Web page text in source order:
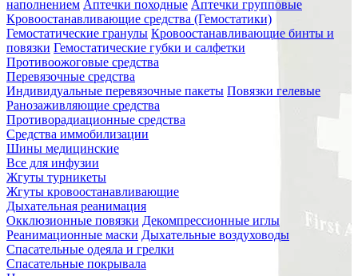
наполнением Аптечки походные Аптечки групповые
Кровоостанавливающие средства (Гемостатики)
Гемостатические гранулы Кровоостанавливающие бинты и
повязки Гемостатические губки и салфетки
Противоожоговые средства
Перевязочные средства
Индивидуальные перевязочные пакеты Повязки гелевые
Ранозаживляющие средства
Противорадиационные средства
Средства иммобилизации
Шины медицинские
Все для инфузии
Жгуты турникеты
Жгуты кровоостанавливающие
Дыхательная реанимация
Окклюзионные повязки Декомпрессионные иглы
Реанимационные маски Дыхательные воздуховоды
Спасательные одеяла и грелки
Спасательные покрывала